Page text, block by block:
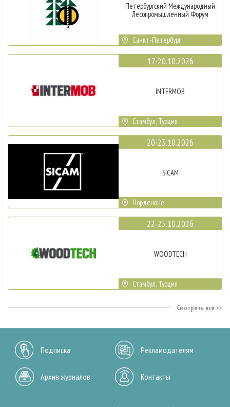
Петербургский Международный
Лесопромышленный Форум
Санкт-Петербург
17-20.10.2026
INTERMOB
Стамбул, Турция
20-23.10.2026
SICAM
Порденоне
22-25.10.2026
WOODTECH
Стамбул, Турция
Смотреть все
Подписка Рекламодателям
Архив журналов Контакты